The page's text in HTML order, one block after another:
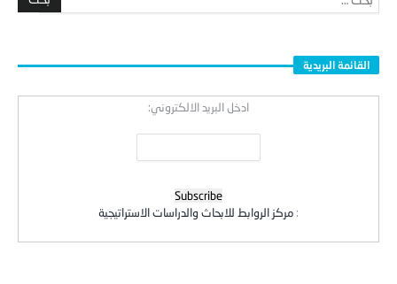
القائمة البريدية
ادخل البريد الالكتروني:
: مركز الروابط للابحاث والدراسات الاستراتيجية